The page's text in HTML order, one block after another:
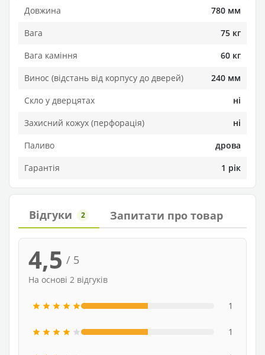
Довжина
780 мм
Вага
75 кг
Вага каміння
60 кг
Винос (відстань від корпусу до дверей)
240 мм
Скло у дверцятах
ні
Захисний кожух (перфорація)
ні
Паливо
дрова
Гарантія
1 рік
Відгуки 2 Запитати про товар
4,5 / 5
На основі 2 відгуків
1
1